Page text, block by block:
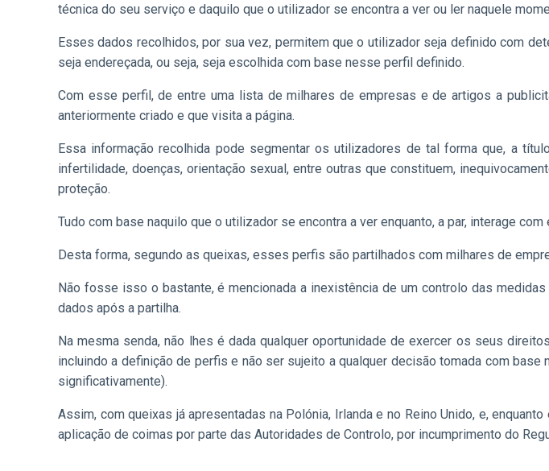
técnica do seu serviço e daquilo que o utilizador se encontra a ver ou ler naquele
Esses dados recolhidos, por sua vez, permitem que o utilizador seja definido com
seja endereçada, ou seja, seja escolhida com base nesse perfil definido.
Com esse perfil, de entre uma lista de milhares de empresas e de artigos a
anteriormente criado e que visita a página.
Essa informação recolhida pode segmentar os utilizadores de tal forma que, a
infertilidade, doenças, orientação sexual, entre outras que constituem,
proteção.
Tudo com base naquilo que o utilizador se encontra a ver enquanto, a par, interage
Desta forma, segundo as queixas, esses perfis são partilhados com milhares de
Não fosse isso o bastante, é mencionada a inexistência de um controlo das
dados após a partilha.
Na mesma senda, não lhes é dada qualquer oportunidade de exercer os seus
incluindo a definição de perfis e não ser sujeito a qualquer decisão tomada com
significativamente).
Assim, com queixas já apresentadas na Polónia, Irlanda e no Reino Unido, e,
aplicação de coimas por parte das Autoridades de Controlo, por incumprimento do